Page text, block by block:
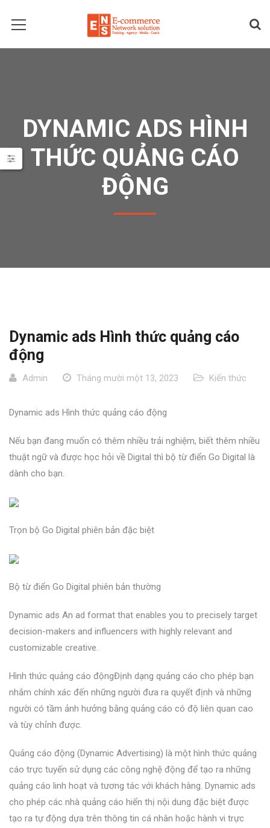
DYNAMIC ADS HÌNH
THỨC QUẢNG CÁO
ĐỘNG
Dynamic ads Hình thức quảng cáo
động
Admin Tháng mười một 13, 2023 Kiến thức
Dynamic ads Hình thức quảng cáo động
Nếu bạn đang muốn có thêm nhiều trải nghiệm, biết thêm nhiều
thuật ngữ và được học hỏi về Digital thì bộ từ điển Go Digital là
dành cho bạn.
Trọn bộ Go Digital phiên bản đặc biệt
Bộ từ điển Go Digital phiên bản thường
Dynamic ads An ad format that enables you to precisely target
decision-makers and influencers with highly relevant and
customizable creative.
Hình thức quảng cáo độngĐịnh dạng quảng cáo cho phép bạn
nhắm chính xác đến những người đưa ra quyết định và những
người có tầm ảnh hưởng bằng quảng cáo có độ liên quan cao
và tùy chỉnh được.
Quảng cáo động (Dynamic Advertising) là một hình thức quảng
cáo trực tuyến sử dụng các công nghệ động để tạo ra những
quảng cáo linh hoạt và tương tác với khách hàng. Dynamic ads
cho phép các nhà quảng cáo hiển thị nội dung đặc biệt được
tạo ra tự động dựa trên thông tin cá nhân hoặc hành vi trực